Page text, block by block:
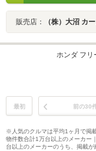
販売店： （株）大沼
ホンダ フリ
最初 前の30
※人気のクルマは平均1ヶ月で掲
物件数合計1万台以上のメーカー
台以上のメーカーのうち、掲載